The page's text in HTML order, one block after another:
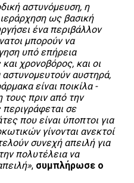
αστυνόμευση, η
ως βασική
ένα περιβάλλον
μπορούν να
υπό επήρεια
χρονοβόρος, και οι
αστυνομευτούν αυστηρά,
είναι ποικίλα -
τους πριν από την
σε
που είναι ύποπτοι για
γίνονται ανεκτοί
συνεχή απειλή για
πολυτέλεια να
, συμπλήρωσε ο